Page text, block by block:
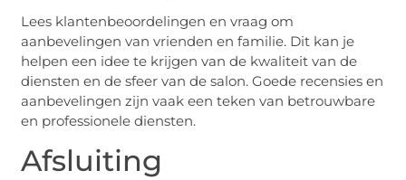
Lees klantenbeoordelingen en vraag om
aanbevelingen van vrienden en familie. Dit kan je
helpen een idee te krijgen van de kwaliteit van de
diensten en de sfeer van de salon. Goede recensies en
aanbevelingen zijn vaak een teken van betrouwbare
en professionele diensten.
Afsluiting